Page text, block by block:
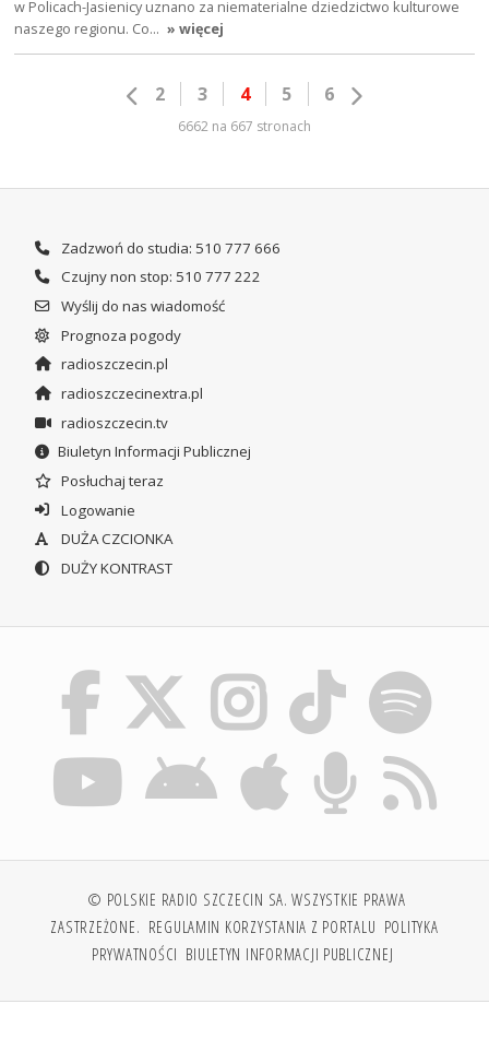
w Policach-Jasienicy uznano za niematerialne dziedzictwo kulturowe
naszego regionu. Co… » więcej
2 3 4 5 6
6662 na 667 stronach
Zadzwoń do studia: 510 777 666
Czujny non stop: 510 777 222
Wyślij do nas wiadomość
Prognoza pogody
radioszczecin.pl
radioszczecinextra.pl
radioszczecin.tv
Biuletyn Informacji Publicznej
Posłuchaj teraz
Logowanie
DUŻA CZCIONKA
DUŻY KONTRAST
© POLSKIE RADIO SZCZECIN SA. WSZYSTKIE PRAWA
ZASTRZEŻONE. REGULAMIN KORZYSTANIA Z PORTALU POLITYKA
PRYWATNOŚCI BIULETYN INFORMACJI PUBLICZNEJ